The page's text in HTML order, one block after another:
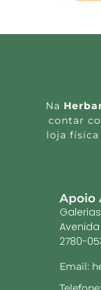
Na
contar
loja
Apoio
2780-
Email: